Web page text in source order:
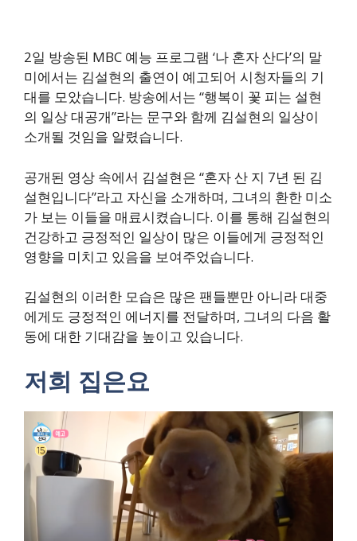
2일 방송된 MBC 예능 프로그램 ‘나 혼자 산다’의 말
미에서는 김설현의 출연이 예고되어 시청자들의 기
대를 모았습니다. 방송에서는 “행복이 꽃 피는 설현
의 일상 대공개”라는 문구와 함께 김설현의 일상이
소개될 것임을 알렸습니다.
공개된 영상 속에서 김설현은 “혼자 산 지 7년 된 김
설현입니다”라고 자신을 소개하며, 그녀의 환한 미소
가 보는 이들을 매료시켰습니다. 이를 통해 김설현의
건강하고 긍정적인 일상이 많은 이들에게 긍정적인
영향을 미치고 있음을 보여주었습니다.
김설현의 이러한 모습은 많은 팬들뿐만 아니라 대중
에게도 긍정적인 에너지를 전달하며, 그녀의 다음 활
동에 대한 기대감을 높이고 있습니다.
저희 집은요